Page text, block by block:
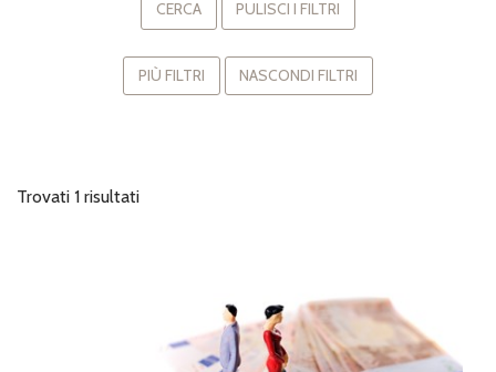
CERCA PULISCI I FILTRI
PIÙ FILTRI NASCONDI FILTRI
Trovati 1 risultati